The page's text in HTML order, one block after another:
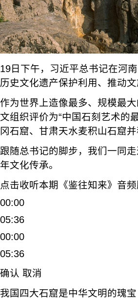
19日下午，习近平总书记在河
历史文化遗产保护利用、推动
作为世界上造像最多、规模最
文组织评价为“中国石刻艺术的
冈石窟、甘肃天水麦积山石窟
跟随总书记的脚步，我们一同
年文化传承。
点击收听本期《鉴往知来》音
00:00
05:36
00:00
05:36
确认 取消
我国四大石窟是中华文明的瑰宝